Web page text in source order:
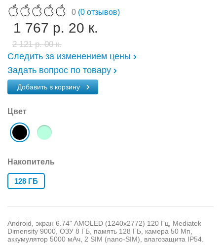
0 (0 отзывов)
1 767 р. 20 к.
2 121 р. 00 к.
Следить за изменением цены
Задать вопрос по товару
Добавить в корзину
Цвет
Накопитель
128 ГБ
Android, экран 6.74" AMOLED (1240x2772) 120 Гц, Mediatek
Dimensity 9000, ОЗУ 8 ГБ, память 128 ГБ, камера 50 Мп,
аккумулятор 5000 мАч, 2 SIM (nano-SIM), влагозащита IP54.